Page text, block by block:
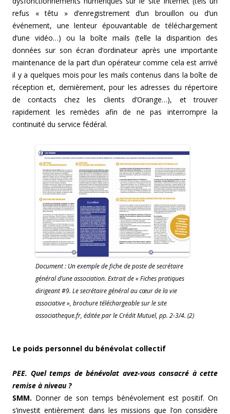
refus « têtu » d’enregistrement d’un brouillon ou d’un
événement, une lenteur épouvantable de téléchargement
d’une vidéo…) ou la boîte mails (telle la disparition des
données sur son écran d’ordinateur après une importante
maintenance de la part d’un opérateur comme cela est arrivé
il y a quelques mois pour les mails contenus dans la boîte de
réception et, dernièrement, pour les adresses du répertoire
de contacts chez les clients d’Orange…), et trouver
rapidement les remèdes afin de ne pas interrompre la
continuité du service fédéral.
Document : Un exemple de fiche de poste de secrétaire
général d’une association. Extrait de « Fiches pratiques
dirigeant #9. Le secrétaire général au cœur de la vie
associative », brochure téléchargeable sur le site
associatheque.fr, éditée par le Crédit Mutuel, pp. 2-3/4. (2)
Le poids personnel du bénévolat collectif
PEE. Quel temps de bénévolat avez-vous consacré à cette
remise à niveau ?
SMM. Donner de son temps bénévolement est positif. On
s’investit entièrement dans les missions que l’on considère